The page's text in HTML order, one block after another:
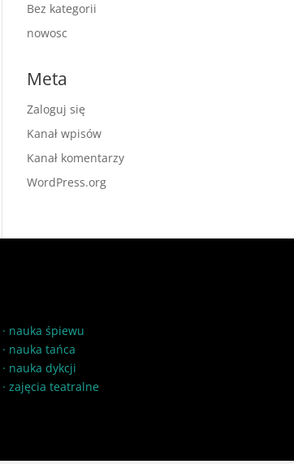
Bez kategorii
nowosc
Meta
Zaloguj się
Kanał wpisów
Kanał komentarzy
WordPress.org
· nauka śpiewu
· nauka tańca
· nauka dykcji
·zajęcia teatralne